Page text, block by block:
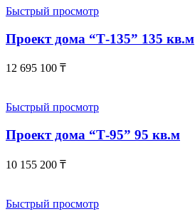
Быстрый просмотр
Проект дома “Т-135” 135 кв.м
12 695 100 ₸
Быстрый просмотр
Проект дома “Т-95” 95 кв.м
10 155 200 ₸
Быстрый просмотр